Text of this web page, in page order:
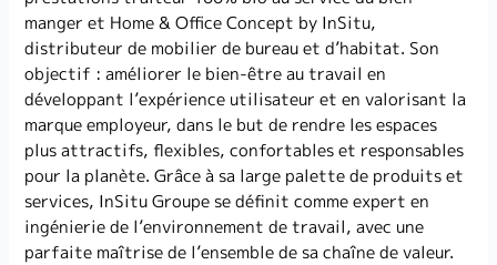
manger et Home & Office Concept by InSitu,
distributeur de mobilier de bureau et d’habitat. Son
objectif : améliorer le bien-être au travail en
développant l’expérience utilisateur et en valorisant la
marque employeur, dans le but de rendre les espaces
plus attractifs, flexibles, confortables et responsables
pour la planète. Grâce à sa large palette de produits et
services, InSitu Groupe se définit comme expert en
ingénierie de l’environnement de travail, avec une
parfaite maîtrise de l’ensemble de sa chaîne de valeur.